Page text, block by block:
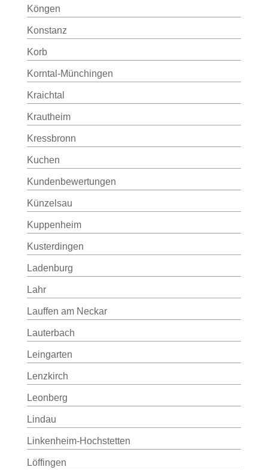
Köngen
Konstanz
Korb
Korntal-Münchingen
Kraichtal
Krautheim
Kressbronn
Kuchen
Kundenbewertungen
Künzelsau
Kuppenheim
Kusterdingen
Ladenburg
Lahr
Lauffen am Neckar
Lauterbach
Leingarten
Lenzkirch
Leonberg
Lindau
Linkenheim-Hochstetten
Löffingen